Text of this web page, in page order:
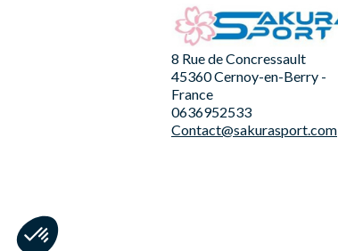
8 Rue de Concressault
45360 Cernoy-en-Berry -
France
0636952533
Contact@sakurasport.com